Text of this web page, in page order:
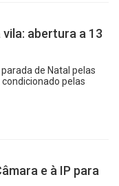
abertura a 13
de Natal pelas
pelas
e à IP para